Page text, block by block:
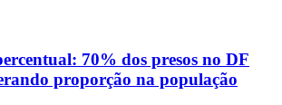
70% dos presos no DF
proporção na população